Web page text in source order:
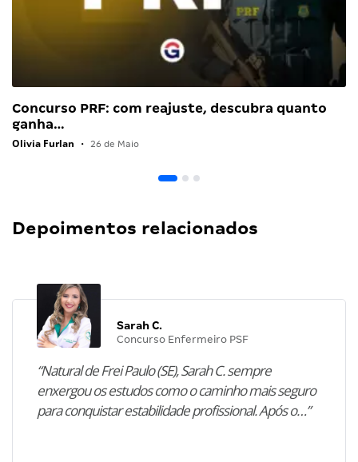
Concurso PRF: com reajuste, descubra quanto
ganha…
Olivia Furlan • 26 de Maio
Depoimentos relacionados
Sarah C.
Concurso Enfermeiro PSF
“Natural de Frei Paulo (SE), Sarah C. sempre
enxergou os estudos como o caminho mais seguro
para conquistar estabilidade profissional. Após o…”